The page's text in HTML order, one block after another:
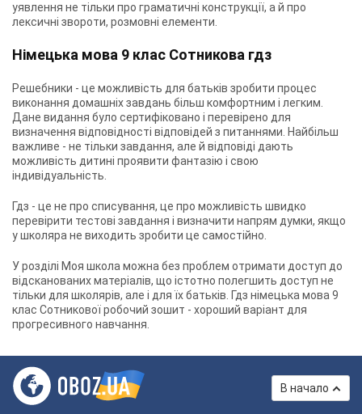
уявлення не тільки про граматичні конструкції, а й про
лексичні звороти, розмовні елементи.
Німецька мова 9 клас Сотникова гдз
Решебники - це можливість для батьків зробити процес
виконання домашніх завдань більш комфортним і легким.
Дане видання було сертифіковано і перевірено для
визначення відповідності відповідей з питаннями. Найбільш
важливе - не тільки завдання, але й відповіді дають
можливість дитині проявити фантазію і свою
індивідуальність.
Гдз - це не про списування, це про можливість швидко
перевірити тестові завдання і визначити напрям думки, якщо
у школяра не виходить зробити це самостійно.
У розділі Моя школа можна без проблем отримати доступ до
відсканованих матеріалів, що істотно полегшить доступ не
тільки для школярів, але і для їх батьків. Гдз німецька мова 9
клас Сотникової робочий зошит - хороший варіант для
прогресивного навчання.
В начало